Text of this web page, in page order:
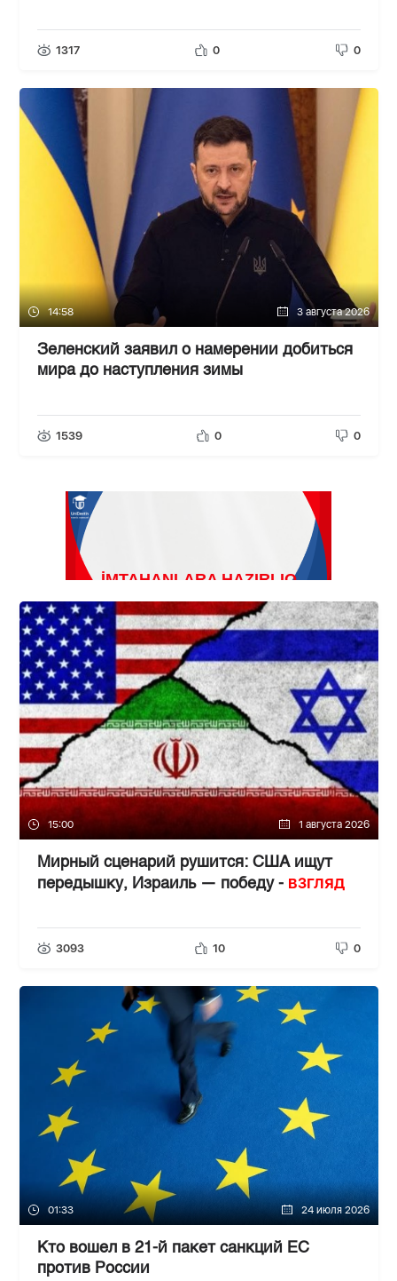
1317 0 0
14:58 3 августа 2026
Зеленский заявил о намерении добиться
мира до наступления зимы
1539 0 0
15:00 1 августа 2026
Мирный сценарий рушится: США ищут
передышку, Израиль — победу - ВЗГЛЯД
3093 10 0
01:33 24 июля 2026
Кто вошел в 21-й пакет санкций ЕС
против России